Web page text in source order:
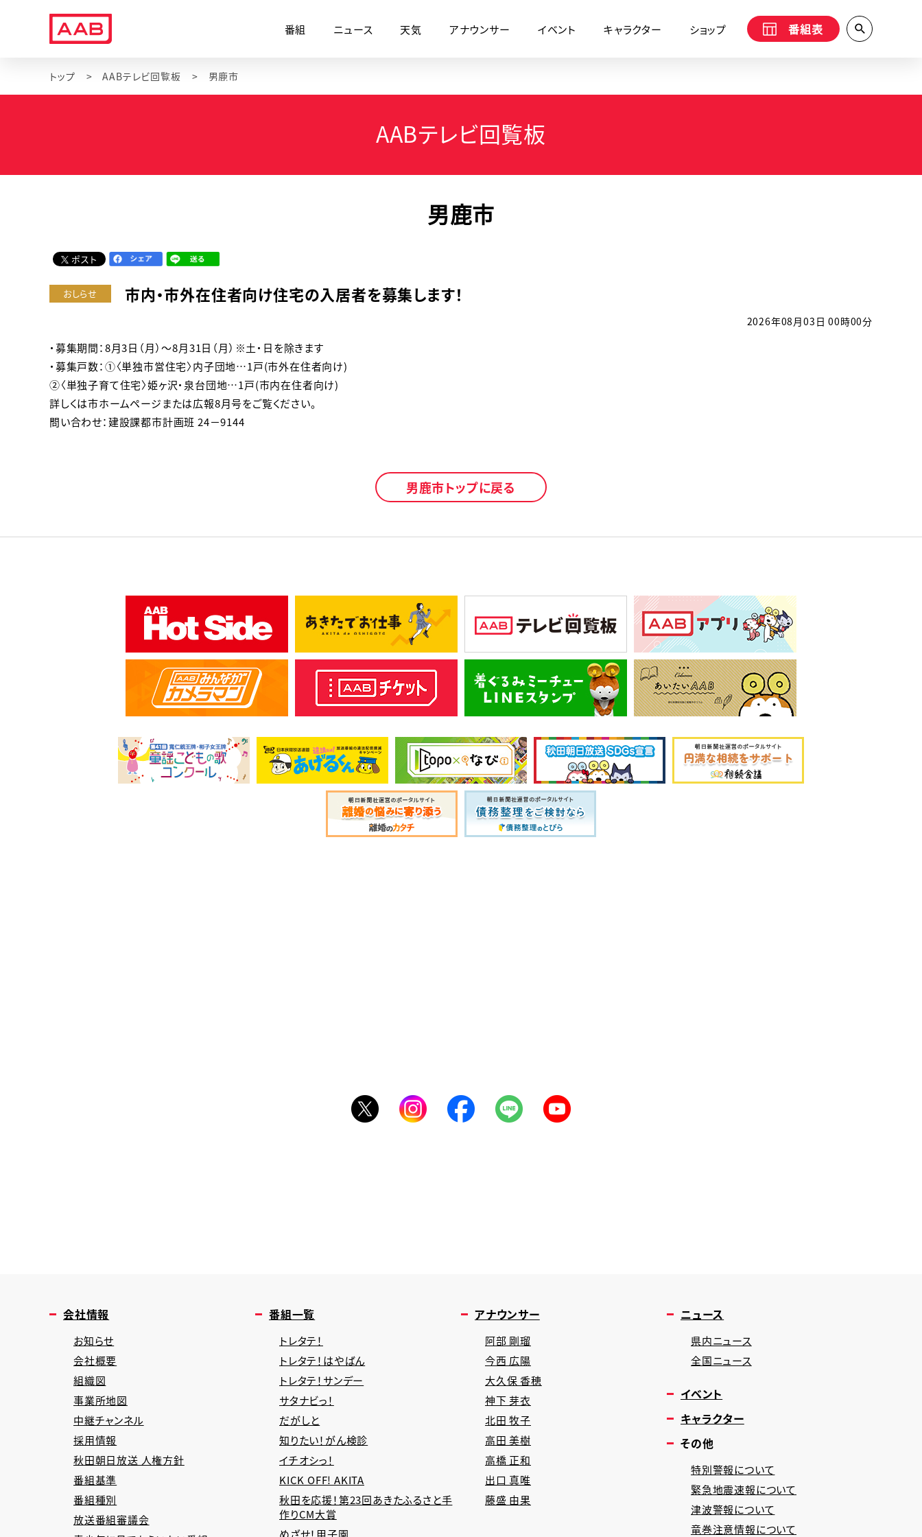
番組 ニュース 天気 アナウンサー イベント キャラクター ショップ 番組表
トップ AABテレビ回覧板 男鹿市
AABテレビ回覧板
男鹿市
ポスト
おしらせ 市内・市外在住者向け住宅の入居者を募集します！
2026年08月03日 00時00分
・募集期間：8月3日（月）～8月31日（月）※土・日を除きます
・募集戸数：①〈単独市営住宅〉内子団地…1戸(市外在住者向け)
②〈単独子育て住宅〉姫ヶ沢・泉台団地…1戸(市内在住者向け)
詳しくは市ホームページまたは広報8月号をご覧ください。
問い合わせ：建設課都市計画班 24－9144
男鹿市トップに戻る
会社情報
お知らせ
会社概要
組織図
事業所地図
中継チャンネル
採用情報
秋田朝日放送 人権方針
番組基準
番組種別
放送番組審議会
番組一覧
トレタテ！
トレタテ！はやばん
トレタテ！サンデー
サタナビっ！
だがしと
知りたい！がん検診
イチオシっ！
KICK OFF! AKITA
秋田を応援！第23回あきたふるさと手
作りCM大賞
めざせ！甲子園
アナウンサー
阿部 剛瑠
今西 広陽
大久保 香穂
神下 芽衣
北田 牧子
高田 美樹
高橋 正和
出口 真唯
藤盛 由果
ニュース
県内ニュース
全国ニュース
イベント
キャラクター
その他
特別警報について
緊急地震速報について
津波警報について
竜巻注意情報について